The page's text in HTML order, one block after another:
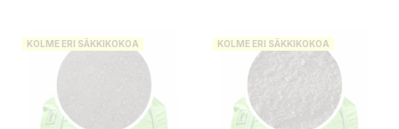
KOLME ERI SÄKKIKOKOA KOLME ERI SÄKKIKOKOA